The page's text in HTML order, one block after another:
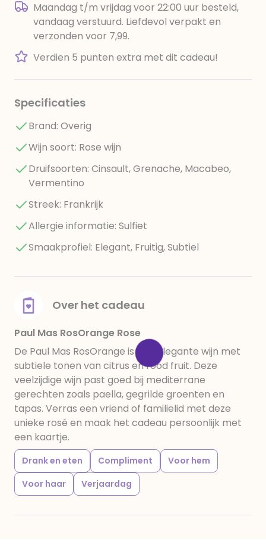
Maandag t/m vrijdag voor 22:00 uur besteld,
vandaag verstuurd. Liefdevol verpakt en
verzonden voor 7,99.
Verdien 5 punten extra met dit cadeau!
Specificaties
Brand: Overig
Wijn soort: Rose wijn
Druifsoorten: Cinsault, Grenache, Macabeo,
Vermentino
Streek: Frankrijk
Allergie informatie: Sulfiet
Smaakprofiel: Elegant, Fruitig, Subtiel
Over het cadeau
Paul Mas RosOrange Rose
De Paul Mas RosOrange is een elegante wijn met
subtiele tonen van citrus en rood fruit. Deze
veelzijdige wijn past goed bij mediterrane
gerechten zoals paella, gegrilde groenten en
tapas. Verras een vriend of familielid met deze
unieke rosé en maak het cadeau persoonlijk met
een kaartje.
Drank en eten Compliment
Voor hem
Voor haar
Verjaardag